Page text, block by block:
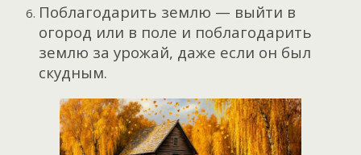
Поблагодарить землю — выйти в
огород или в поле и поблагодарить
землю за урожай, даже если он был
скудным.